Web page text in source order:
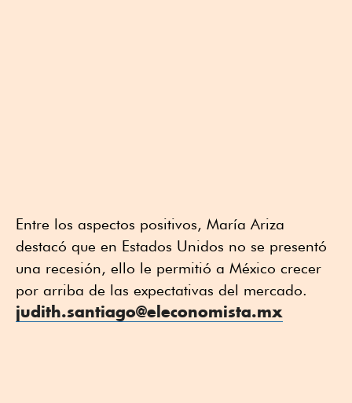
Entre los aspectos positivos, María Ariza
destacó que en Estados Unidos no se presentó
una recesión, ello le permitió a México crecer
por arriba de las expectativas del mercado.
judith.santiago@eleconomista.mx